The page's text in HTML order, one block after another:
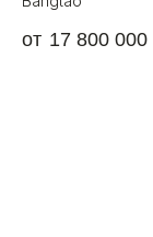
17 800 000